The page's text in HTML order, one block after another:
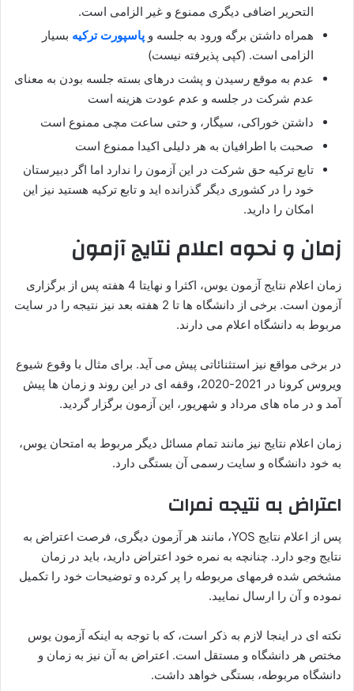
التحریر اضافی دیگری ممنوع و غیر الزامی است.
همراه داشتن برگه ورود به جلسه و پاسپورت ترکیه بسیار
الزامی است. (کپی پذیرفته نیست)
عدم به موقع رسیدن و پشت درهای بسته جلسه بودن به معنای
عدم شرکت در جلسه و عدم عودت هزینه است
داشتن خوراکی، سیگار، و حتی ساعت مچی ممنوع است
صحبت با اطرافیان به هر دلیلی اکیدا ممنوع است
تابع ترکیه حق شرکت در این آزمون را ندارد اما اگر دبیرستان
خود را در کشوری دیگر گذرانده اید و تابع ترکیه هستید نیز این
امکان را دارید.
زمان و نحوه اعلام نتایج آزمون
زمان اعلام نتایج آزمون یوس، اکثرا و نهایتا 4 هفته پس از برگزاری
آزمون است. برخی از دانشگاه ها تا 2 هفته بعد نیز نتیجه را در سایت
مربوط به دانشگاه اعلام می دارند.
در برخی مواقع نیز استثنائاتی پیش می آید. برای مثال با وقوع شیوع
ویروس کرونا در 2021-2020، وقفه ای در این روند و زمان ها پیش
آمد و در ماه های مرداد و شهریور، این آزمون برگزار گردید.
زمان اعلام نتایج نیز مانند تمام مسائل دیگر مربوط به امتحان یوس،
به خود دانشگاه و سایت رسمی آن بستگی دارد.
اعتراض به نتیجه نمرات
پس از اعلام نتایج YOS، مانند هر آزمون دیگری، فرصت اعتراض به
نتایج وجو دارد. چنانچه به نمره خود اعتراض دارید، باید در زمان
مشخص شده فرمهای مربوطه را پر کرده و توضیحات خود را تکمیل
نموده و آن را ارسال نمایید.
نکته ای در اینجا لازم به ذکر است، که با توجه به اینکه آزمون یوس
مختص هر دانشگاه و مستقل است. اعتراض به آن نیز به زمان و
دانشگاه مربوطه، بستگی خواهد داشت.